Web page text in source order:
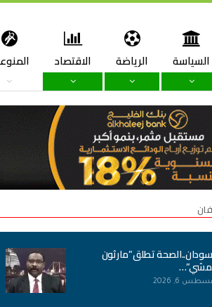
السياسة الرياضة الاقتصاد
تطلق”مارثون
6, 2026